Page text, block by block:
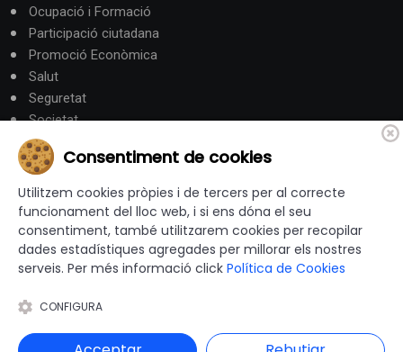
Ocupació i Formació
Participació ciutadana
Promoció Econòmica
Salut
Seguretat
Societat
Turisme
Altres Canals
canalandorra.ad
© 2012-2026 Ajuntaments de Catalunya - Tots els drets
Avís Legal |Política de privacitat
Consentiment de cookies
Utilitzem cookies pròpies i de tercers per al correcte
funcionament del lloc web, i si ens dóna el seu
consentiment, també utilitzarem cookies per recopilar
dades estadístiques agregades per millorar els nostres
serveis. Per més informació click Política de Cookies
CONFIGURA